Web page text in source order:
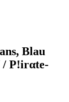
Blau
/ P!irαtе-